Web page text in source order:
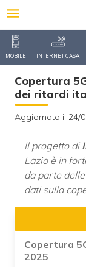
MOBILE INTERNET CASA
Copertura
dei ritardi
Aggiornato il 24/
Il progetto di
Lazio è in
da parte
dati sulla
Copertura
2025